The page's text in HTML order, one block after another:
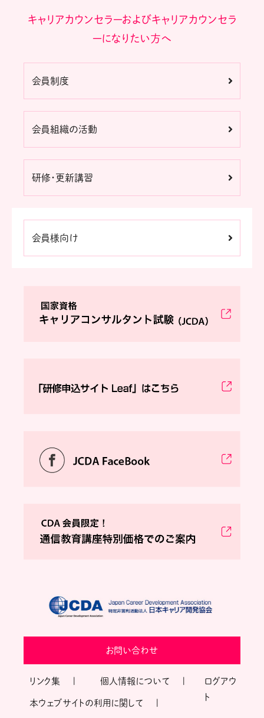
キャリアカウンセラーおよびキャリアカウンセラ
ーになりたい方へ
会員制度
会員組織の活動
研修・更新講習
会員様向け
お問い合わせ
リンク集 個人情報について
本ウェブサイトの利用に関して
ログアウ
ト